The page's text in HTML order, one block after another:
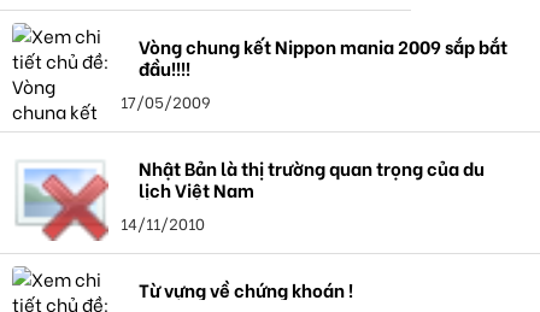
Vòng chung kết Nippon mania 2009 sắp bắt
đầu!!!!
17/05/2009
Nhật Bản là thị trường quan trọng của du
lịch Việt Nam
14/11/2010
Từ vựng về chứng khoán !